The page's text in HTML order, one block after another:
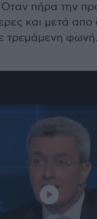
πήρα την
και μετά απο
τρεμάμενη φωνή.